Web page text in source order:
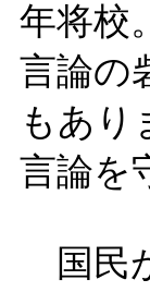
年将校
言論の
もあり
言論を
国民